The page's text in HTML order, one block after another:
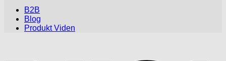
B2B
Blog
Produkt Viden